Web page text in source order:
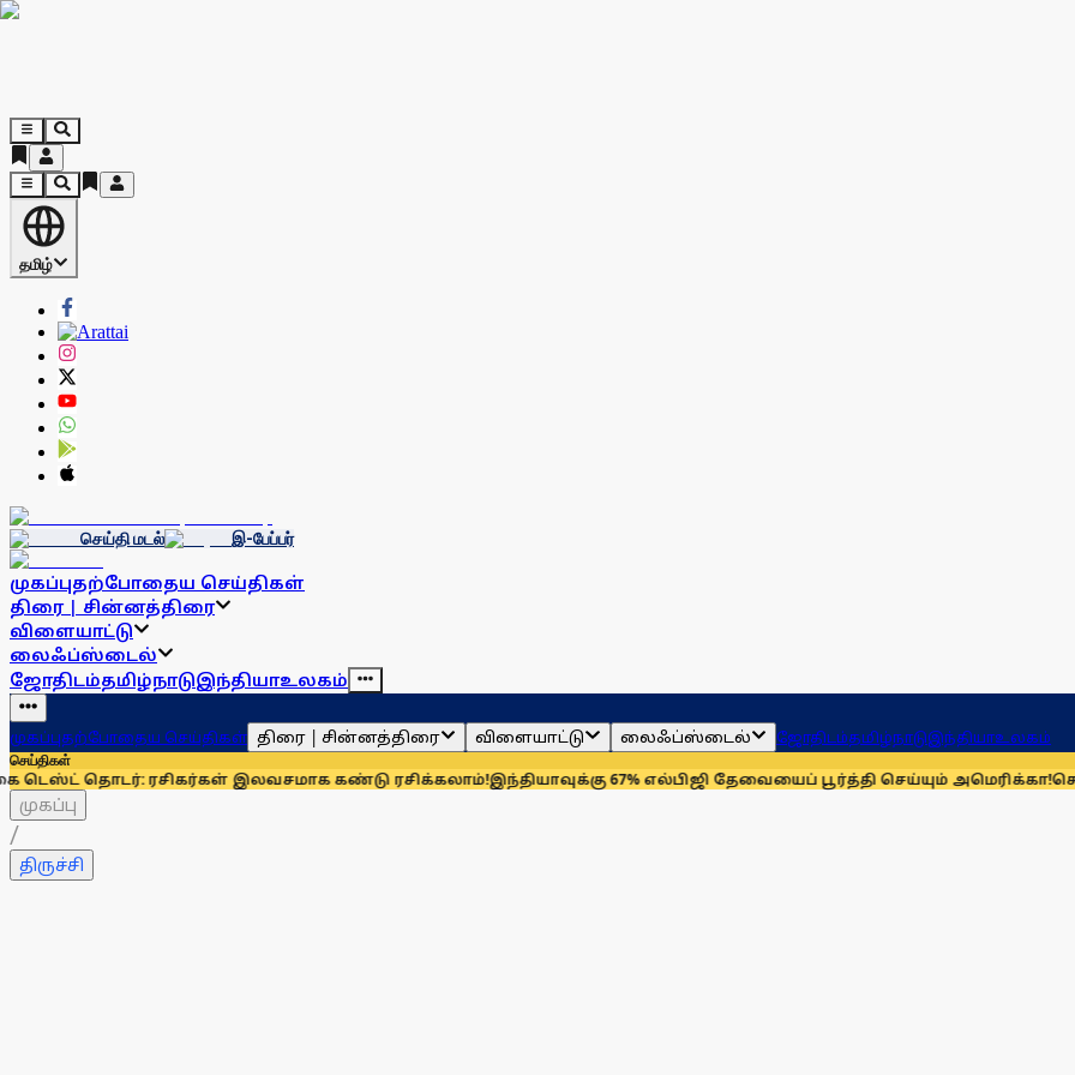
தமிழ்
செய்தி மடல் இ-பேப்பர்
முகப்புதற்போதைய செய்திகள்
திரை | சின்னத்திரை
விளையாட்டு
லைஃப்ஸ்டைல்
ஜோதிடம்தமிழ்நாடுஇந்தியாஉலகம்
முகப்புதற்போதைய செய்திகள் திரை | சின்னத்திரை விளையாட்டு லைஃப்ஸ்டைல் ஜோதிடம்தமிழ்நாடுஇந்தியாஉலகம்
செய்திகள்
ரசிகர்கள் இலவசமாக கண்டு ரசிக்கலாம்!இந்தியாவுக்கு 67% எல்பிஜி தேவையைப் பூர்த்தி செய்யும் அமெரிக்கா!செயின்ட்
முகப்பு
/
திருச்சி